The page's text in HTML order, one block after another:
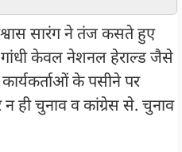
सारंग ने तंज कसते हुए
गांधी केवल नेशनल हेराल्ड जैसे
के पसीने पर
ही चुनाव व कांग्रेस से. चुनाव